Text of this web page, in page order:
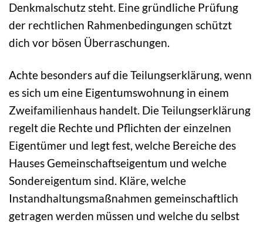
Denkmalschutz steht. Eine gründliche Prüfung
der rechtlichen Rahmenbedingungen schützt
dich vor bösen Überraschungen.
Achte besonders auf die Teilungserklärung, wenn
es sich um eine Eigentumswohnung in einem
Zweifamilienhaus handelt. Die Teilungserklärung
regelt die Rechte und Pflichten der einzelnen
Eigentümer und legt fest, welche Bereiche des
Hauses Gemeinschaftseigentum und welche
Sondereigentum sind. Kläre, welche
Instandhaltungsmaßnahmen gemeinschaftlich
getragen werden müssen und welche du selbst